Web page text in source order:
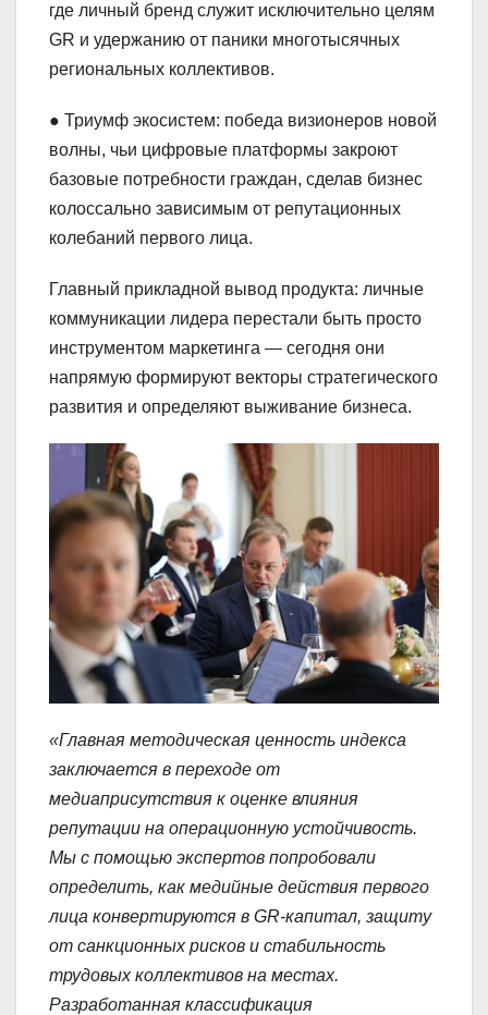
где личный бренд служит исключительно целям
GR и удержанию от паники многотысячных
региональных коллективов.
● Триумф экосистем: победа визионеров новой
волны, чьи цифровые платформы закроют
базовые потребности граждан, сделав бизнес
колоссально зависимым от репутационных
колебаний первого лица.
Главный прикладной вывод продукта: личные
коммуникации лидера перестали быть просто
инструментом маркетинга — сегодня они
напрямую формируют векторы стратегического
развития и определяют выживание бизнеса.
«Главная методическая ценность индекса
заключается в переходе от
медиаприсутствия к оценке влияния
репутации на операционную устойчивость.
Мы с помощью экспертов попробовали
определить, как медийные действия первого
лица конвертируются в GR-капитал, защиту
от санкционных рисков и стабильность
трудовых коллективов на местах.
Разработанная классификация